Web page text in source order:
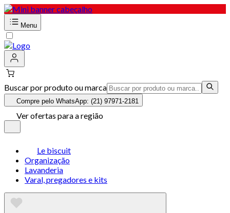
Menu
Buscar por produto ou marca
Compre pelo WhatsApp: (21) 97971-2181
Ver ofertas para a região
Le biscuit
Organização
Lavanderia
Varal, pregadores e kits